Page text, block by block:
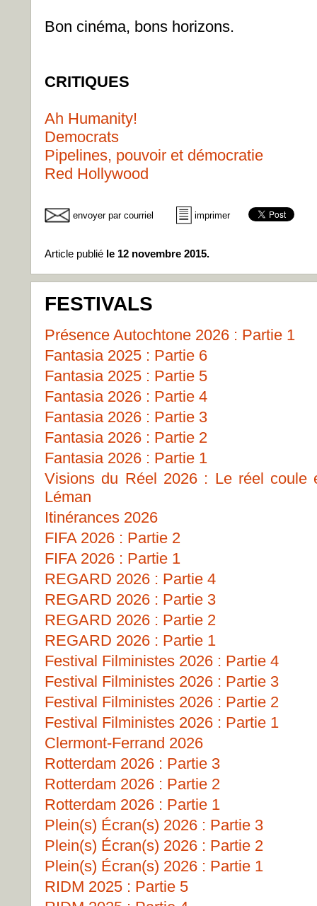
Bon cinéma, bons horizons.
CRITIQUES
Ah Humanity!
Democrats
Pipelines, pouvoir et démocratie
Red Hollywood
envoyer par courriel imprimer
Article publié le 12 novembre 2015.
FESTIVALS
Présence Autochtone 2026 : Partie 1
Fantasia 2025 : Partie 6
Fantasia 2025 : Partie 5
Fantasia 2026 : Partie 4
Fantasia 2026 : Partie 3
Fantasia 2026 : Partie 2
Fantasia 2026 : Partie 1
Visions du Réel 2026 : Le réel coule
Léman
Itinérances 2026
FIFA 2026 : Partie 2
FIFA 2026 : Partie 1
REGARD 2026 : Partie 4
REGARD 2026 : Partie 3
REGARD 2026 : Partie 2
REGARD 2026 : Partie 1
Festival Filministes 2026 : Partie 4
Festival Filministes 2026 : Partie 3
Festival Filministes 2026 : Partie 2
Festival Filministes 2026 : Partie 1
Clermont-Ferrand 2026
Rotterdam 2026 : Partie 3
Rotterdam 2026 : Partie 2
Rotterdam 2026 : Partie 1
Plein(s) Écran(s) 2026 : Partie 3
Plein(s) Écran(s) 2026 : Partie 2
Plein(s) Écran(s) 2026 : Partie 1
RIDM 2025 : Partie 5